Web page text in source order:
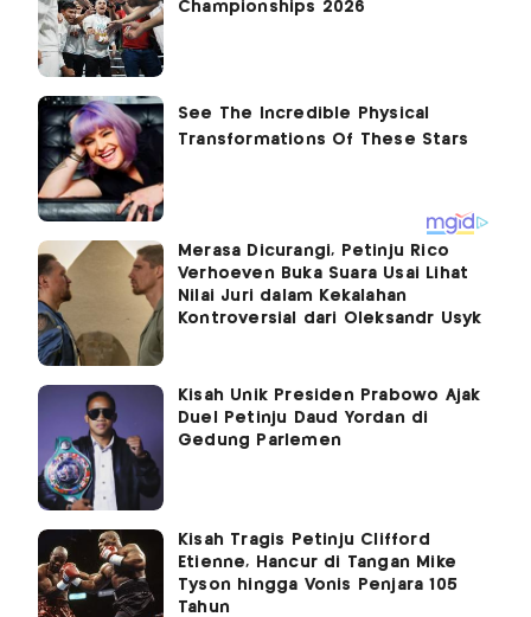
Championships 2026
Merasa Dicurangi, Petinju Rico
Verhoeven Buka Suara Usai Lihat
Nilai Juri dalam Kekalahan
Kontroversial dari Oleksandr Usyk
Kisah Unik Presiden Prabowo Ajak
Duel Petinju Daud Yordan di
Gedung Parlemen
Kisah Tragis Petinju Clifford
Etienne, Hancur di Tangan Mike
Tyson hingga Vonis Penjara 105
Tahun